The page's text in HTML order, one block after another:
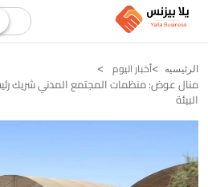
الرئيسيه أخبار اليوم
منال عوض: منظمات المجتمع المدني شريك
البيئة